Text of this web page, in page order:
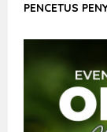
PENCETUS